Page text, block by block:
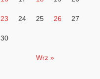
Wrz »
23 24 25 26 27
30